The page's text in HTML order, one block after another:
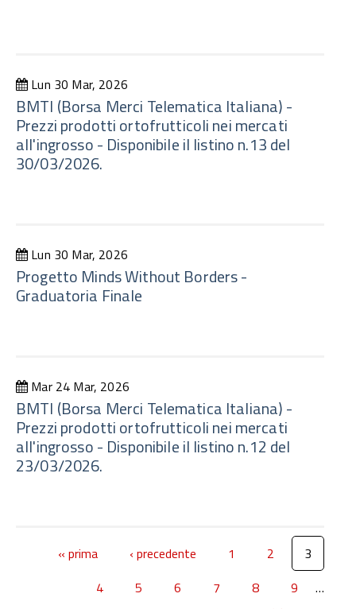
Lun 30 Mar, 2026
BMTI (Borsa Merci Telematica Italiana) -
Prezzi prodotti ortofrutticoli nei mercati
all'ingrosso - Disponibile il listino n.13 del
30/03/2026.
Lun 30 Mar, 2026
Progetto Minds Without Borders -
Graduatoria Finale
Mar 24 Mar, 2026
BMTI (Borsa Merci Telematica Italiana) -
Prezzi prodotti ortofrutticoli nei mercati
all'ingrosso - Disponibile il listino n.12 del
23/03/2026.
« prima ‹ precedente 1 2
3
4
5 6 7 8 9
…